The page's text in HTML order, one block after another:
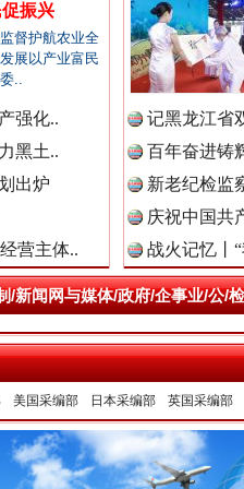
部门
“
振兴
督护航农业全
展以产业富民
..
强化..
黑土..
出炉
营主体..
记黑龙江省
百年奋进铸
新老纪检监
庆祝中国共
战火记忆丨
/新闻网与媒体/政府/企事业/公/
美国采编部 日本采编部 英国采编部